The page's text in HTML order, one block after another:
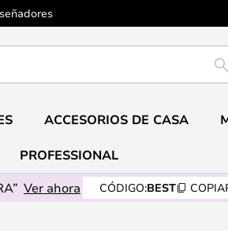
ACCESORIOS DE CASA
PROFESSIONAL
Ver ahora CÓDIGO:BEST